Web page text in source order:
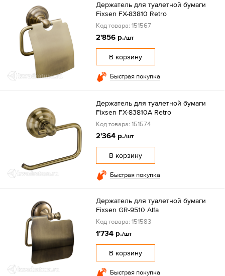
Держатель для туалетной бумаги
Fixsen FX-83810 Retro
Код товара: 151567
2'856 р./шт
В корзину
Быстрая покупка
Держатель для туалетной бумаги
Fixsen FX-83810A Retro
Код товара: 151574
2'364 р./шт
В корзину
Быстрая покупка
Держатель для туалетной бумаги
Fixsen GR-9510 Alfa
Код товара: 151583
1'734 р./шт
В корзину
Быстрая покупка